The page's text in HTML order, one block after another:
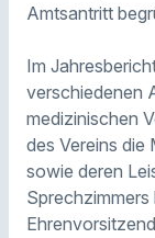
Amtsantritt
Im
verschiedenen
medizinischen
des Vereins die
sowie deren